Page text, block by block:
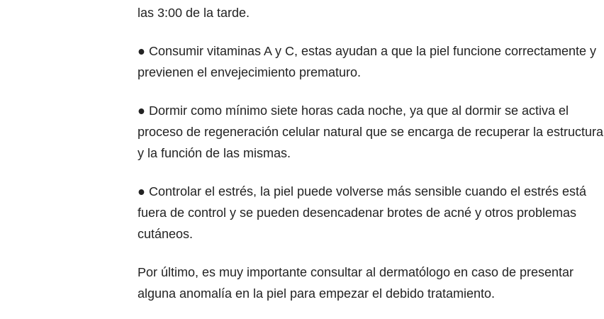
las 3:00 de la tarde.
● Consumir vitaminas A y C, estas ayudan a que la piel funcione correctamente y
previenen el envejecimiento prematuro.
● Dormir como mínimo siete horas cada noche, ya que al dormir se activa el
proceso de regeneración celular natural que se encarga de recuperar la estructura
y la función de las mismas.
● Controlar el estrés, la piel puede volverse más sensible cuando el estrés está
fuera de control y se pueden desencadenar brotes de acné y otros problemas
cutáneos.
Por último, es muy importante consultar al dermatólogo en caso de presentar
alguna anomalía en la piel para empezar el debido tratamiento.